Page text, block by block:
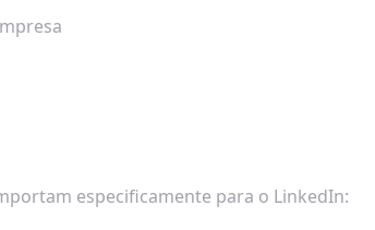
especificamente para o LinkedIn: